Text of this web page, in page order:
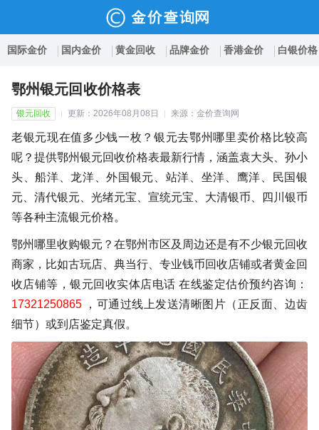
国际金价 国内金价 黄金回收 品牌金价 香港金价 白银价格
鄂州银元回收价格表
银元回收 更新：2026年08月08日 来源：金价查询网
老银元现在值多少钱一枚？银元去鄂州哪里卖价格比较高
呢？提供鄂州银元回收价格表最新行情，涵盖袁大头、孙小
头、船洋、龙洋、外国银元、站洋、坐洋、鹰洋、民国银
元、清代银元、光绪元宝、宣统元宝、大清银币、四川银币
等各种主流银元价格。
鄂州哪里收购银元？在鄂州市区及周边还是有不少银元回收
商家，比如古玩店、典当行、专业钱币回收店铺或者黄金回
收店铺等，银元回收实体店电话 在线鉴定估价预约咨询：
17321250865
，可通过线上发送清晰图片（正反面、边齿
细节）或到店鉴定真假。